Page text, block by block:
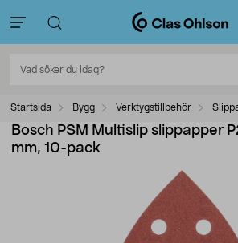
Startsida Bygg Verktygstillbehör
Bosch PSM Multislip slippapper
mm, 10-pack